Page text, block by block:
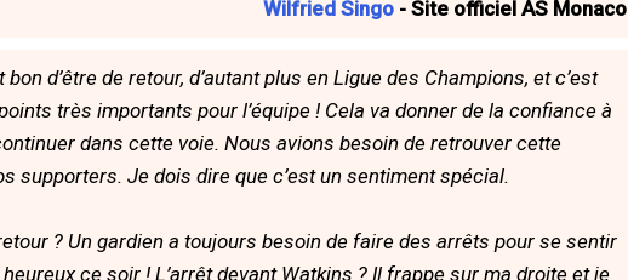
Wilfried Singo- Site officiel AS Monaco
d’être de retour, d’autant plus en Ligue des Champions, et c’est
très importants pour l’équipe ! Cela va donner de la confiance à
dans cette voie. Nous avions besoin de retrouver cette
supporters. Je dois dire que c’est un sentiment spécial.
? Un gardien a toujours besoin de faire des arrêts pour se sentir
ce soir ! L’arrêt devant Watkins ? Il frappe sur ma droite et je